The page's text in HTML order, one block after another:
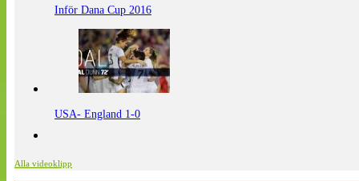
Inför Dana Cup 2016
USA- England 1-0
Alla videoklipp